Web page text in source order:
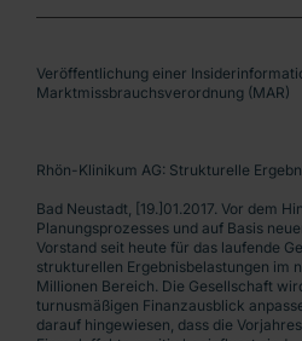
Veröffentlichung einer
Marktmissbrauchsverordnung (MAR)
Rhön-Klinikum AG: Strukturelle
Bad Neustadt, [19.]01.2017. Vor dem
Planungsprozesses und auf Basis
Vorstand seit heute für das laufende
strukturellen Ergebnisbelastungen im
Millionen Bereich. Die Gesellschaft
turnusmäßigen Finanzausblick
darauf hingewiesen, dass die